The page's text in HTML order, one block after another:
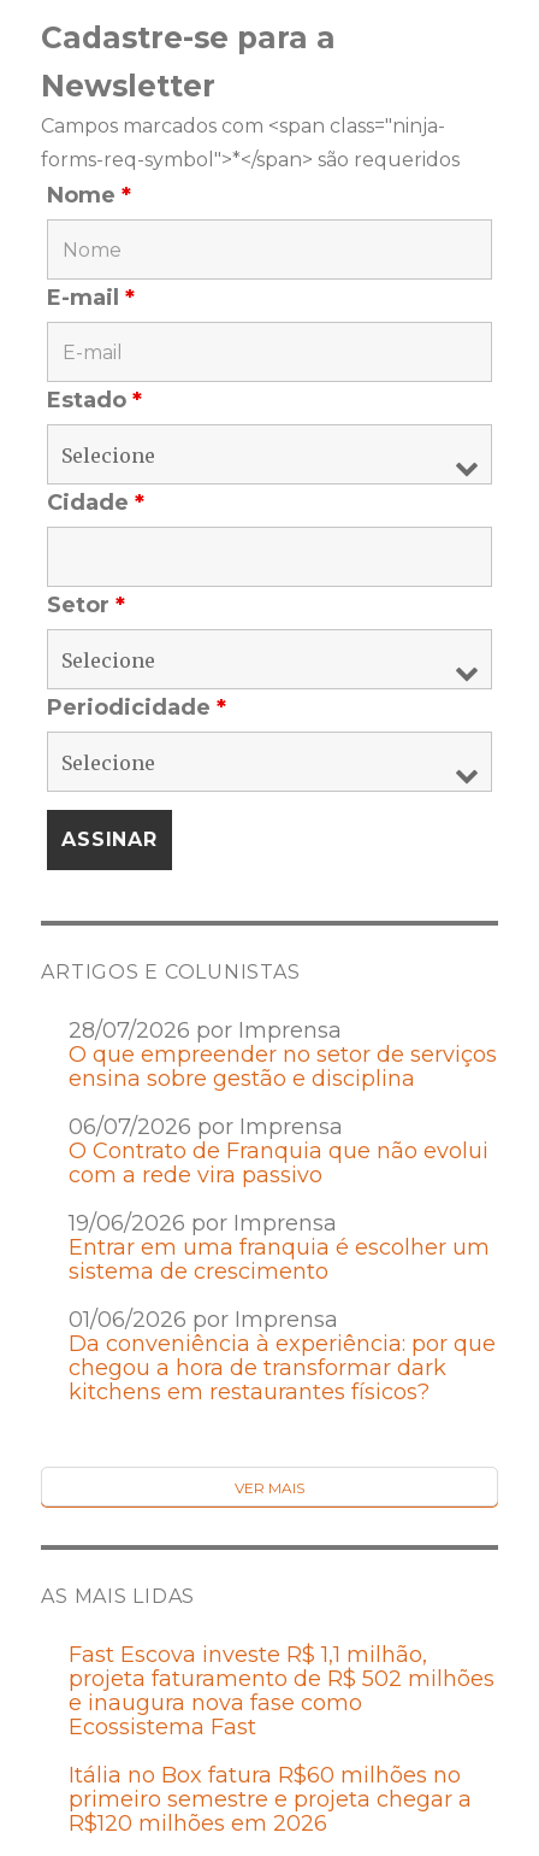
Cadastre-se para a
Newsletter
Campos marcados com <span class="ninja-
forms-req-symbol">*</span> são requeridos
Nome*
E-mail*
Estado*
Cidade*
Setor*
Periodicidade*
ARTIGOS E COLUNISTAS
28/07/2026 por Imprensa
O que empreender no setor de serviços
ensina sobre gestão e disciplina
06/07/2026 por Imprensa
O Contrato de Franquia que não evolui
com a rede vira passivo
19/06/2026 por Imprensa
Entrar em uma franquia é escolher um
sistema de crescimento
01/06/2026 por Imprensa
Da conveniência à experiência: por que
chegou a hora de transformar dark
kitchens em restaurantes físicos?
VER MAIS
AS MAIS LIDAS
Fast Escova investe R$ 1,1 milhão,
projeta faturamento de R$ 502 milhões
e inaugura nova fase como
Ecossistema Fast
Itália no Box fatura R$60 milhões no
primeiro semestre e projeta chegar a
R$120 milhões em 2026